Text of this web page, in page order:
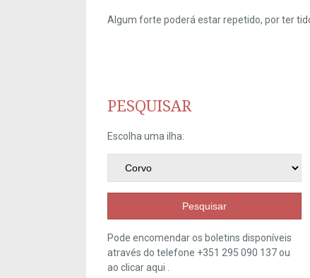
Algum forte poderá estar repetido, por ter
PESQUISAR
Escolha uma ilha:
Pesquisar
Pode encomendar os boletins disponíveis
através do telefone +351 295 090 137 ou
ao clicaraqui